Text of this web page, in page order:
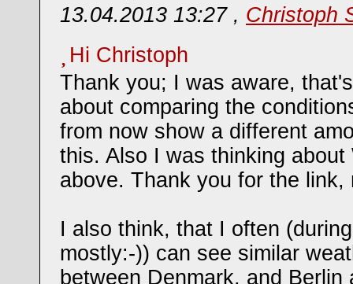
13.04.2013 13:27 , Christoph
Hi Christoph
Thank you; I was aware,
about comparing the
from now show a different
this. Also I was thinking about
above. Thank you for the link,
I also think, that I often
mostly:-)) can see similar
between Denmark, and Berlin